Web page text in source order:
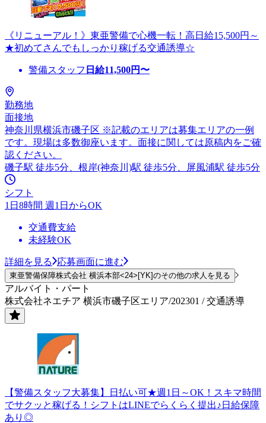
《リニューアル！》東亜警備で心機一転！高日給15,500円～
★初めてさんでもしっかり稼げる交通誘導☆
警備スタッフ 日給11,500円〜
勤務地
面接地
神奈川県横浜市磯子区 ※記載のエリアは募集エリアの一例
です。現場は多数御座います。面接に関しては原稿内をご確
認ください。
磯子駅 徒歩5分、根岸(神奈川)駅 徒歩5分、屏風浦駅 徒歩5分
シフト
1日8時間 週1日からOK
交通費支給
未経験OK
詳細を見る 応募画面に進む
東亜警備保障株式会社 横浜本部<24>[YK]のその他の求人を見る
アルバイト・パート
株式会社ネエチア 横浜市磯子区エリア/202301 / 交通誘導
【警備スタッフ大募集】日払い可★週1日～OK！スキマ時間
でサクッと稼げる！シフトはLINEでらくらく提出♪日給保障
あり◎